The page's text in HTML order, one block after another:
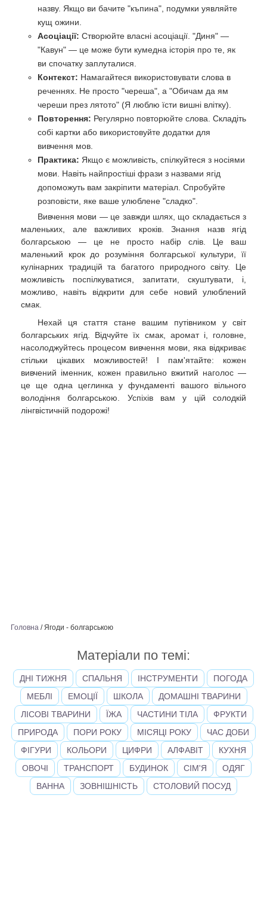
назву. Якщо ви бачите "къпина", подумки уявляйте
кущ ожини.
Асоціації: Створюйте власні асоціації. "Диня" —
"Кавун" — це може бути кумедна історія про те, як
ви спочатку заплуталися.
Контекст: Намагайтеся використовувати слова в
реченнях. Не просто "череша", а "Обичам да ям
череши през лятото" (Я люблю їсти вишні влітку).
Повторення: Регулярно повторюйте слова. Складіть
собі картки або використовуйте додатки для
вивчення мов.
Практика: Якщо є можливість, спілкуйтеся з носіями
мови. Навіть найпростіші фрази з назвами ягід
допоможуть вам закріпити матеріал. Спробуйте
розповісти, яке ваше улюблене "сладко".
Вивчення мови — це завжди шлях, що складається з
маленьких, але важливих кроків. Знання назв ягід
болгарською — це не просто набір слів. Це ваш
маленький крок до розуміння болгарської культури, її
кулінарних традицій та багатого природного світу. Це
можливість поспілкуватися, запитати, скуштувати, і,
можливо, навіть відкрити для себе новий улюблений
смак.
Нехай ця стаття стане вашим путівником у світ
болгарських ягід. Відчуйте їх смак, аромат і, головне,
насолоджуйтесь процесом вивчення мови, яка відкриває
стільки цікавих можливостей! І пам'ятайте: кожен
вивчений іменник, кожен правильно вжитий наголос —
це ще одна цеглинка у фундаменті вашого вільного
володіння болгарською. Успіхів вам у цій солодкій
лінгвістичній подорожі!
Головна / Ягоди - болгарською
Матеріали по темі:
ДНІ ТИЖНЯ СПАЛЬНЯ ІНСТРУМЕНТИ
ПОГОДА
МЕБЛІ
ЕМОЦІЇ ШКОЛА
ДОМАШНІ ТВАРИНИ
ЛІСОВІ ТВАРИНИ
ЇЖА ЧАСТИНИ ТІЛА
ФРУКТИ
ПРИРОДА
ПОРИ РОКУ МІСЯЦІ РОКУ
ЧАС ДОБИ
ФІГУРИ
КОЛЬОРИ ЦИФРИ АЛФАВІТ
КУХНЯ
ОВОЧІ
ТРАНСПОРТ БУДИНОК СІМ'Я
ОДЯГ
ВАННА
ЗОВНІШНІСТЬ СТОЛОВИЙ ПОСУД